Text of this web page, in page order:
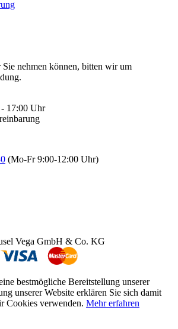
nehmen können, bitten wir um
17:00 Uhr
(Mo-Fr 9:00-12:00 Uhr)
Vega GmbH & Co. KG
bestmögliche Bereitstellung unserer
unserer Website erklären Sie sich damit
Cookies verwenden. Mehr erfahren